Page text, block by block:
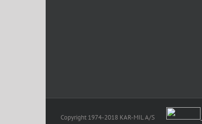
Copyright 1974-2018 KAR-MIL A/S